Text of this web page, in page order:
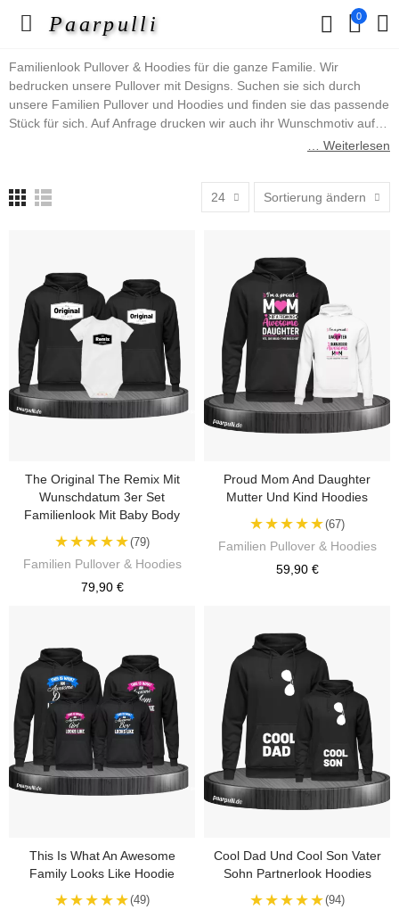
Paarpulli 0
Familienlook Pullover & Hoodies für die ganze Familie. Wir
bedrucken unsere Pullover mit Designs. Suchen sie sich durch
unsere Familien Pullover und Hoodies und finden sie das passende
Stück für sich. Auf Anfrage drucken wir auch ihr Wunschmotiv auf.
Schreiben sie uns einfach über das Kontaktformular an. In dieser
Pullover oder aber auch Pullover im King, Queen, Prince und
Princess Design, uvm.
Viel Spaß wünscht ihnen das Paarpulli Team.
… Weiterlesen
24 Sortierung ändern
The Original The Remix Mit
Wunschdatum 3er Set
Familienlook Mit Baby Body
★★★★★(79)
Familien Pullover & Hoodies
79,90 €
Proud Mom And Daughter
Mutter Und Kind Hoodies
★★★★★(67)
Familien Pullover & Hoodies
59,90 €
This Is What An Awesome
Family Looks Like Hoodie
★★★★★(49)
Cool Dad Und Cool Son Vater
Sohn Partnerlook Hoodies
★★★★★(94)